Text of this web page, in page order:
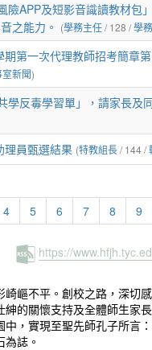
險APP及短影音識讀教材包
之能力。 (學務主任/ 128 /學
第一次代理教師招考簡章
室新聞)
學反毒學習單」，請家長及
理員甄選結果 (特教組長/ 144 /
4 5 6 7 8 9
https://
嶇不平。創校之路，深切
的關懷支持及全體師生家
，實現至聖先師孔子所言
誌。